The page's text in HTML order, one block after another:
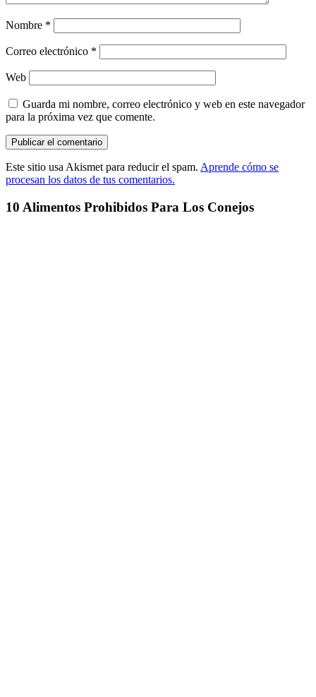
Nombre *
Correo electrónico *
Web
Guarda mi nombre, correo electrónico y web en este navegador
para la próxima vez que comente.
Este sitio usa Akismet para reducir el spam. Aprende cómo se
procesan los datos de tus comentarios.
10 Alimentos Prohibidos Para Los Conejos